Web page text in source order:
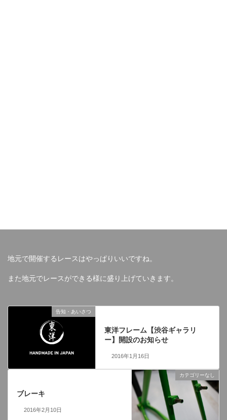
地元で開催するレースはやっぱりいいですね。
また地元でレースができる様に盛り上げていきます。
告知・あいさつ
東洋フレーム【渋谷ギャラリ
ー】開設のお知らせ
2016年1月16日
カテゴリーなし
ブレーキ
2016年2月10日